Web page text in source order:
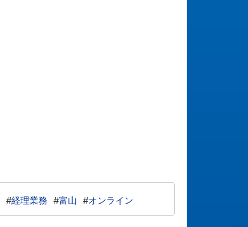
#経理業務 #富山 #オンライン